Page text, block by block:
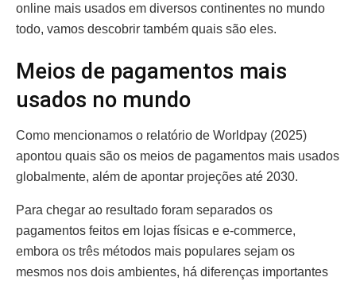
online mais usados em diversos continentes no mundo
todo, vamos descobrir também quais são eles.
Meios de pagamentos mais
usados no mundo
Como mencionamos o relatório de Worldpay (2025)
apontou quais são os meios de pagamentos mais usados
globalmente, além de apontar projeções até 2030.
Para chegar ao resultado foram separados os
pagamentos feitos em lojas físicas e e-commerce,
embora os três métodos mais populares sejam os
mesmos nos dois ambientes, há diferenças importantes